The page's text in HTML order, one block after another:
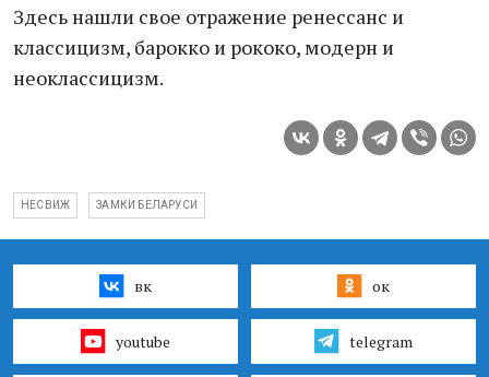
Здесь нашли свое отражение ренессанс и
классицизм, барокко и рококо, модерн и
неоклассицизм.
НЕСВИЖ ЗАМКИ БЕЛАРУСИ
вк ок
youtube telegram